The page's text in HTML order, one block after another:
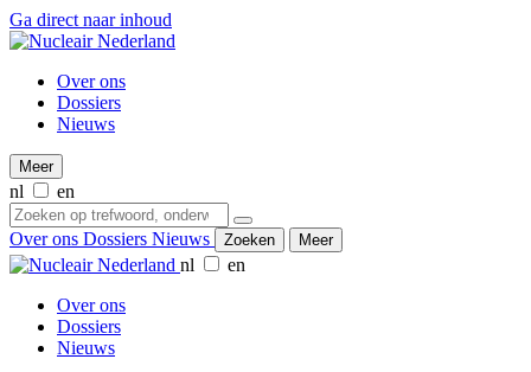
Ga direct naar inhoud
Over ons
Dossiers
Nieuws
Meer
nl en
Over ons Dossiers Nieuws Zoeken Meer
nl
en
Over ons
Dossiers
Nieuws